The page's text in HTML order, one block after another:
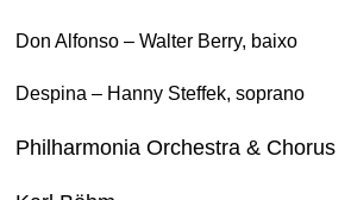
Don Alfonso – Walter Berry, baixo
Despina – Hanny Steffek, soprano
Philharmonia Orchestra & Chorus